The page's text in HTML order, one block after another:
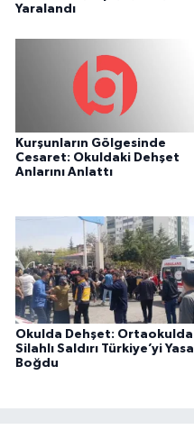
Yaralandı
Kurşunların Gölgesinde
Cesaret: Okuldaki Dehşet
Anlarını Anlattı
Okulda Dehşet: Ortaokulda
Silahlı Saldırı Türkiye’yi Yasa
Boğdu